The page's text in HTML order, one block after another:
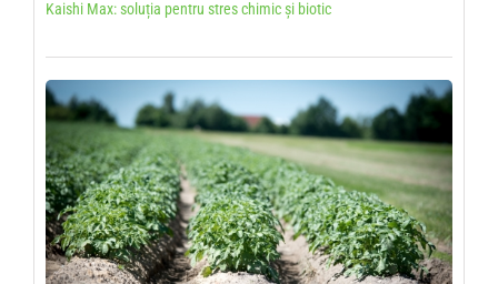
Kaishi Max: soluția pentru stres chimic și biotic